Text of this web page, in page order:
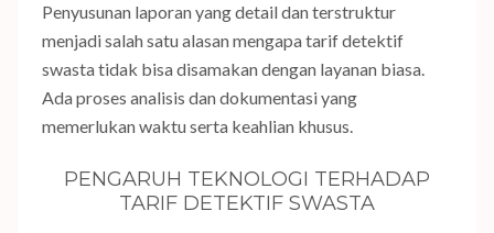
Penyusunan laporan yang detail dan terstruktur
menjadi salah satu alasan mengapa tarif detektif
swasta tidak bisa disamakan dengan layanan biasa.
Ada proses analisis dan dokumentasi yang
memerlukan waktu serta keahlian khusus.
PENGARUH TEKNOLOGI TERHADAP
TARIF DETEKTIF SWASTA